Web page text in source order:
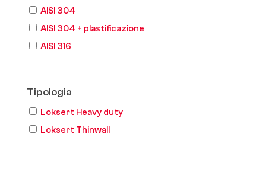
AISI 304
AISI 304 + plastificazione
AISI 316
Tipologia
Loksert Heavy duty
Loksert Thinwall